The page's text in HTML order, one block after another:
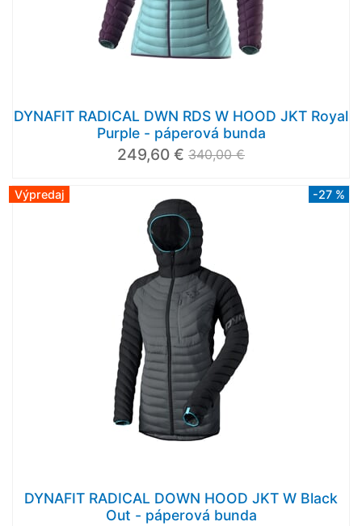
DYNAFIT RADICAL DWN RDS W HOOD JKT Royal
Purple - páperová bunda
249,60 € 340,00 €
Výpredaj -27 %
DYNAFIT RADICAL DOWN HOOD JKT W Black
Out - páperová bunda